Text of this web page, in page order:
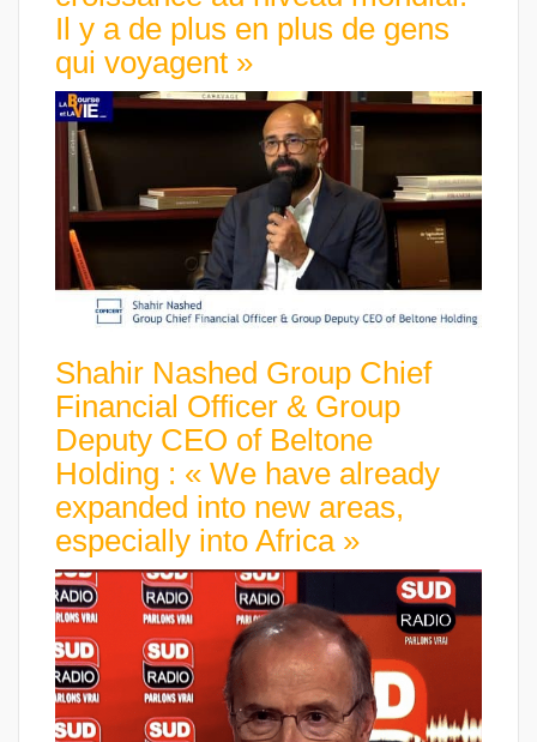
Il y a de plus en plus de gens
qui voyagent »
Shahir Nashed Group Chief
Financial Officer & Group
Deputy CEO of Beltone
Holding : « We have already
expanded into new areas,
especially into Africa »